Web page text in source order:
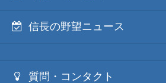
信長の野望ニュース
質問・コンタクト